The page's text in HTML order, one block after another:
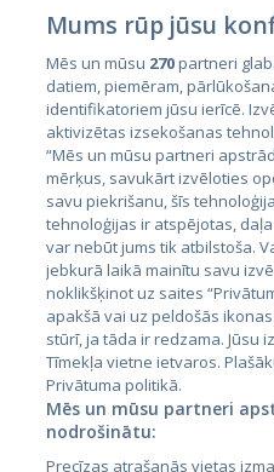
Страны
Эстония
Латвия
Литва
City24.lv
Mums rūp jūsu
Mēs un mūsu 270partneri
datiem, piemēram,
identifikatoriem jūsu ierīcē.
aktivizētas izsekošanas
“Mēs un mūsu partneri
mērķus, savukārt izvēloties
savu piekrišanu, šīs
tehnoloģijas ir atspējotas,
var nebūt jums tik atbilstoša.
jebkurā laikā mainītu savu
noklikšķinot uz saites
apakšā vai uz peldošās
stūrī, ja tāda ir redzama. Jūsu
Tīmekļa vietne ietvaros.
Privātuma politikā.
Mēs un mūsu partneri
nodrošinātu:
Precīzas atrašanās vietas